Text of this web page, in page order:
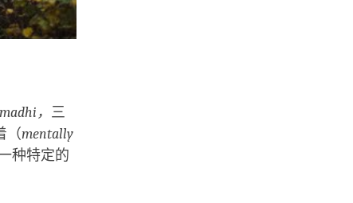
， 三
（mentally
种特定的